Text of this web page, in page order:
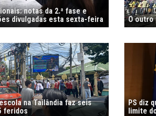
notas da 2.ª fase e
divulgadas esta sexta-feira
O outro
na Tailândia faz seis
feridos
PS diz
limite